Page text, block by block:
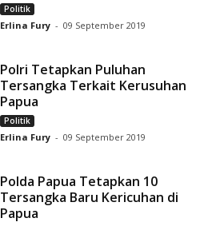
Politik
Erlina Fury - 09 September 2019
Polri Tetapkan Puluhan
Tersangka Terkait Kerusuhan
Papua
Politik
Erlina Fury - 09 September 2019
Polda Papua Tetapkan 10
Tersangka Baru Kericuhan di
Papua